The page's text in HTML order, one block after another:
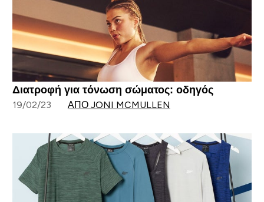
Διατροφή για τόνωση σώματος: οδηγός
19/02/23 ΑΠΌ JONI MCMULLEN